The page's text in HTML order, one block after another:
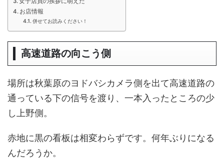
お店情報
併せてお読みください！
高速道路の向こう側
場所は秋葉原のヨドバシカメラ側を出て高速道路の
通っている下の信号を渡り、一本入ったところの少
し上野側。
赤地に黒の看板は相変わらずです。何年ぶりになる
んだろうか。